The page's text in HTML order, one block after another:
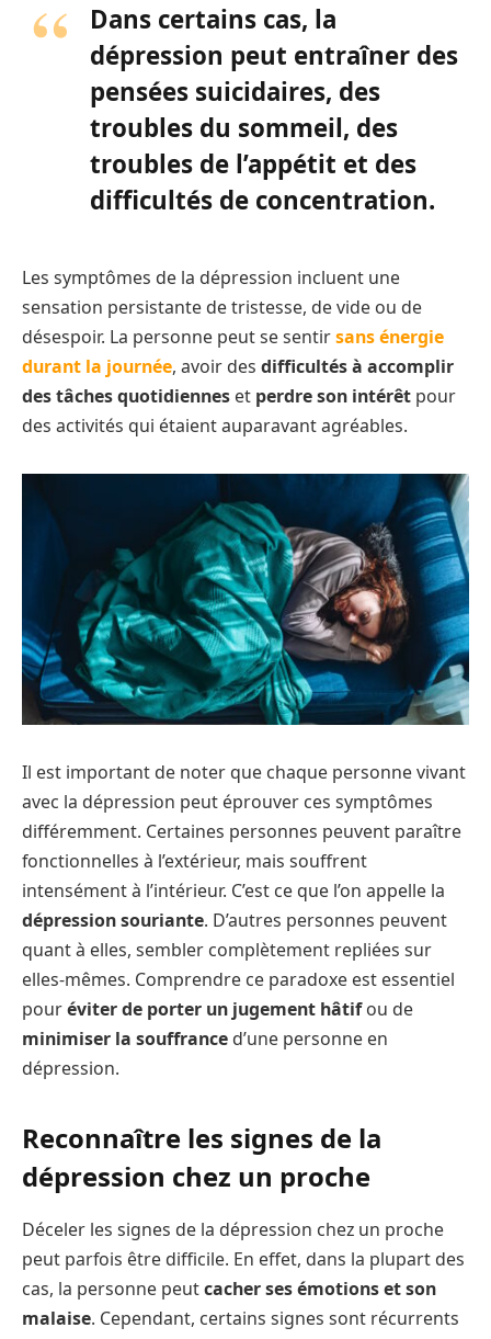
Dans certains cas, la
dépression peut entraîner des
pensées suicidaires, des
troubles du sommeil, des
troubles de l’appétit et des
difficultés de concentration.
Les symptômes de la dépression incluent une
sensation persistante de tristesse, de vide ou de
désespoir. La personne peut se sentirsans énergie
durant la journée, avoir des difficultés à accomplir
des tâches quotidiennes et perdre son intérêt pour
des activités qui étaient auparavant agréables.
Il est important de noter que chaque personne vivant
avec la dépression peut éprouver ces symptômes
différemment. Certaines personnes peuvent paraître
fonctionnelles à l’extérieur, mais souffrent
intensément à l’intérieur. C’est ce que l’on appelle la
dépression souriante. D’autres personnes peuvent
quant à elles, sembler complètement repliées sur
elles-mêmes. Comprendre ce paradoxe est essentiel
pouréviter de porter un jugement hâtifou de
minimiser la souffrance d’une personne en
dépression.
Reconnaître les signes de la
dépression chez un proche
Déceler les signes de la dépression chez un proche
peut parfois être difficile. En effet, dans la plupart des
cas, la personne peutcacher ses émotions et son
malaise. Cependant, certains signes sont récurrents